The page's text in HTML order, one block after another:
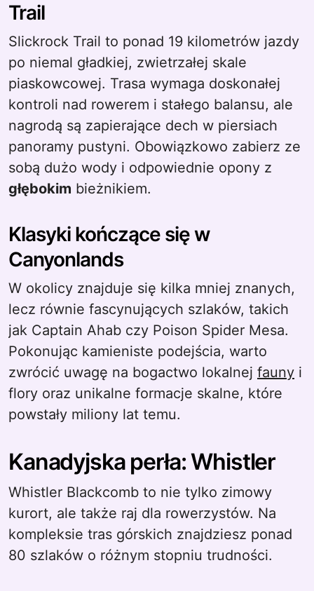
Trail
Slickrock Trail to ponad 19 kilometrów jazdy
po niemal gładkiej, zwietrzałej skale
piaskowcowej. Trasa wymaga doskonałej
kontroli nad rowerem i stałego balansu, ale
nagrodą są zapierające dech w piersiach
panoramy pustyni. Obowiązkowo zabierz ze
sobą dużo wody i odpowiednie opony z
głębokim bieżnikiem.
Klasyki kończące się w
Canyonlands
W okolicy znajduje się kilka mniej znanych,
lecz równie fascynujących szlaków, takich
jak Captain Ahab czy Poison Spider Mesa.
Pokonując kamieniste podejścia, warto
zwrócić uwagę na bogactwo lokalnej fauny i
flory oraz unikalne formacje skalne, które
powstały miliony lat temu.
Kanadyjska perła: Whistler
Whistler Blackcomb to nie tylko zimowy
kurort, ale także raj dla rowerzystów. Na
kompleksie tras górskich znajdziesz ponad
80 szlaków o różnym stopniu trudności.